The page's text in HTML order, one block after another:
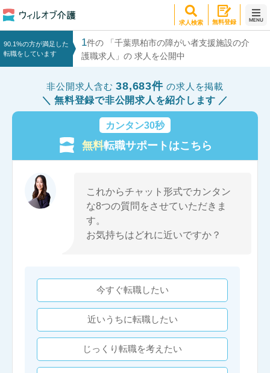
求人検索 無料登録 MENU
90.1%の方が満足した
転職をしています
1件の 「千葉県柏市の障がい者支援施設の介
護職求人」の 求人を公開中
非公開求人含む38,683件の求人を掲載
無料登録で非公開求人を紹介します
カンタン30秒
無料転職サポートはこちら
これからチャット形式でカンタン
な8つの質問をさせていただきま
す。
お気持ちはどれに近いですか？
今すぐ転職したい
近いうちに転職したい
じっくり転職を考えたい